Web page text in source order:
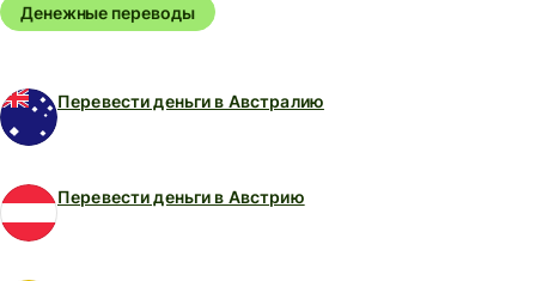
Денежные переводы
Перевести деньги в Австралию
Перевести деньги в Австрию